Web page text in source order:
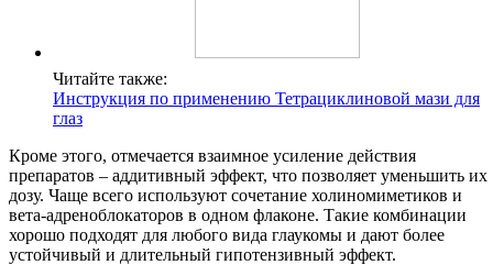
Читайте также:
Инструкция по применению Тетрациклиновой мази для
глаз
Кроме этого, отмечается взаимное усиление действия
препаратов – аддитивный эффект, что позволяет уменьшить их
дозу. Чаще всего используют сочетание холиномиметиков и
вета-адреноблокаторов в одном флаконе. Такие комбинации
хорошо подходят для любого вида глаукомы и дают более
устойчивый и длительный гипотензивный эффект.